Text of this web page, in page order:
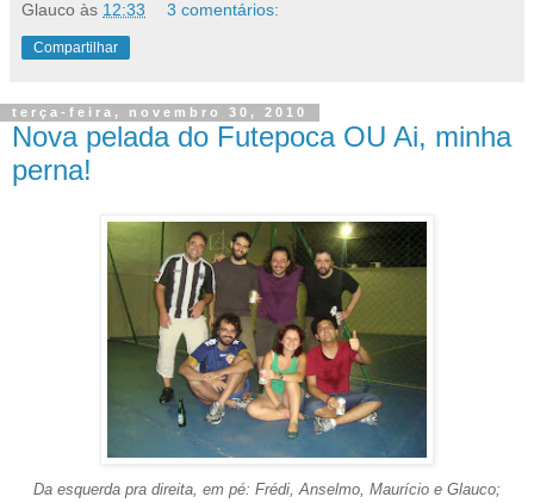
Glauco às 12:33 3 comentários:
Compartilhar
terça-feira, novembro 30, 2010
Nova pelada do Futepoca OU Ai, minha
perna!
Da esquerda pra direita, em pé: Frédi, Anselmo, Maurício e Glauco;